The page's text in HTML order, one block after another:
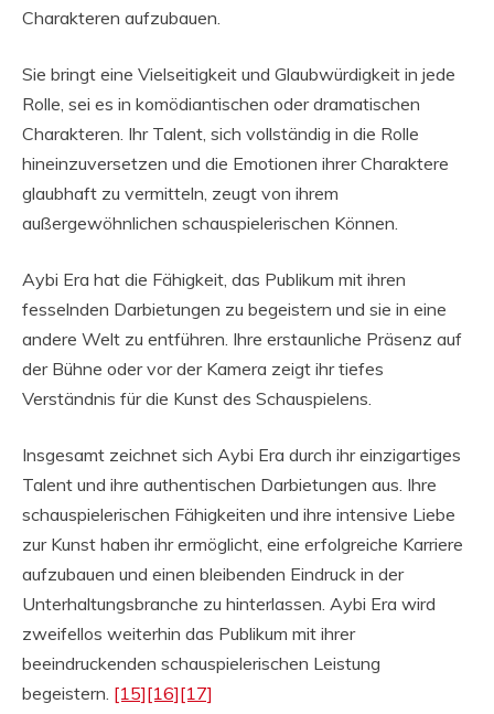
Charakteren aufzubauen.
Sie bringt eine Vielseitigkeit und Glaubwürdigkeit in jede
Rolle, sei es in komödiantischen oder dramatischen
Charakteren. Ihr Talent, sich vollständig in die Rolle
hineinzuversetzen und die Emotionen ihrer Charaktere
glaubhaft zu vermitteln, zeugt von ihrem
außergewöhnlichen schauspielerischen Können.
Aybi Era hat die Fähigkeit, das Publikum mit ihren
fesselnden Darbietungen zu begeistern und sie in eine
andere Welt zu entführen. Ihre erstaunliche Präsenz auf
der Bühne oder vor der Kamera zeigt ihr tiefes
Verständnis für die Kunst des Schauspielens.
Insgesamt zeichnet sich Aybi Era durch ihr einzigartiges
Talent und ihre authentischen Darbietungen aus. Ihre
schauspielerischen Fähigkeiten und ihre intensive Liebe
zur Kunst haben ihr ermöglicht, eine erfolgreiche Karriere
aufzubauen und einen bleibenden Eindruck in der
Unterhaltungsbranche zu hinterlassen. Aybi Era wird
zweifellos weiterhin das Publikum mit ihrer
beeindruckenden schauspielerischen Leistung
begeistern. [15][16][17]